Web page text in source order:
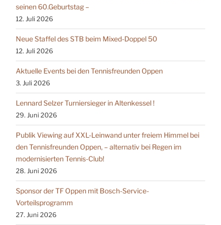
seinen 60.Geburtstag –
12. Juli 2026
Neue Staffel des STB beim Mixed-Doppel 50
12. Juli 2026
Aktuelle Events bei den Tennisfreunden Oppen
3. Juli 2026
Lennard Selzer Turniersieger in Altenkessel !
29. Juni 2026
Publik Viewing auf XXL-Leinwand unter freiem Himmel bei
den Tennisfreunden Oppen, – alternativ bei Regen im
modernisierten Tennis-Club!
28. Juni 2026
Sponsor der TF Oppen mit Bosch-Service-
Vorteilsprogramm
27. Juni 2026